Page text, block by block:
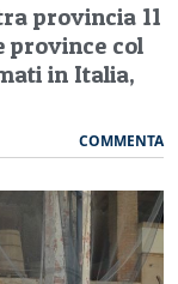
provincia 11
province col
in Italia,
COMMENTA